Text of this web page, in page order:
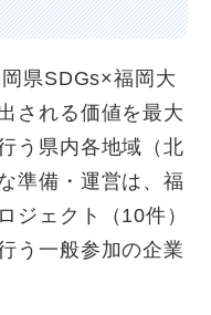
県SDGs×福岡大
される価値を最大
う県内各地域（北
準備・運営は、福
ジェクト（10件）
う一般参加の企業